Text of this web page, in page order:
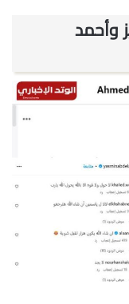
وأحمد